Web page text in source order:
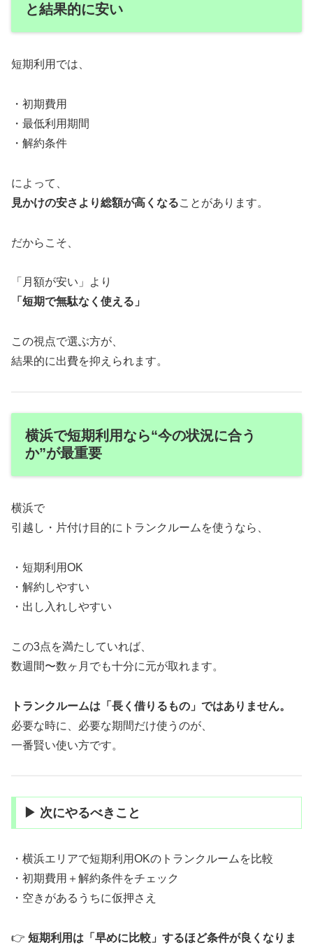
と結果的に安い
短期利用では、
・初期費用
・最低利用期間
・解約条件
によって、
見かけの安さより総額が高くなることがあります。
だからこそ、
「月額が安い」より
「短期で無駄なく使える」
この視点で選ぶ方が、
結果的に出費を抑えられます。
横浜で短期利用なら“今の状況に合う
か”が最重要
横浜で
引越し・片付け目的にトランクルームを使うなら、
・短期利用OK
・解約しやすい
・出し入れしやすい
この3点を満たしていれば、
数週間〜数ヶ月でも十分に元が取れます。
トランクルームは「長く借りるもの」ではありません。
必要な時に、必要な期間だけ使うのが、
一番賢い使い方です。
▶ 次にやるべきこと
・横浜エリアで短期利用OKのトランクルームを比較
・初期費用＋解約条件をチェック
・空きがあるうちに仮押さえ
👉 短期利用は「早めに比較」するほど条件が良くなりま